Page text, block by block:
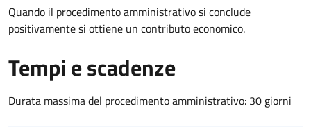
Quando il procedimento amministrativo si conclude
positivamente si ottiene un contributo economico.
Tempi e scadenze
Durata massima del procedimento amministrativo: 30 giorni